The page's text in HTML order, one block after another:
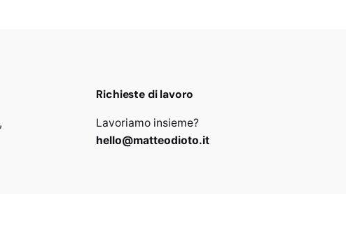
Richieste di lavoro
Lavoriamo insieme?
hello@matteodioto.it